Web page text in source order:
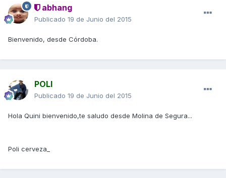
abhang
Publicado 19 de Junio del 2015
Bienvenido, desde Córdoba.
POLI
Publicado 19 de Junio del 2015
Hola Quini bienvenido,te saludo desde Molina de Segura...
Poli cerveza_